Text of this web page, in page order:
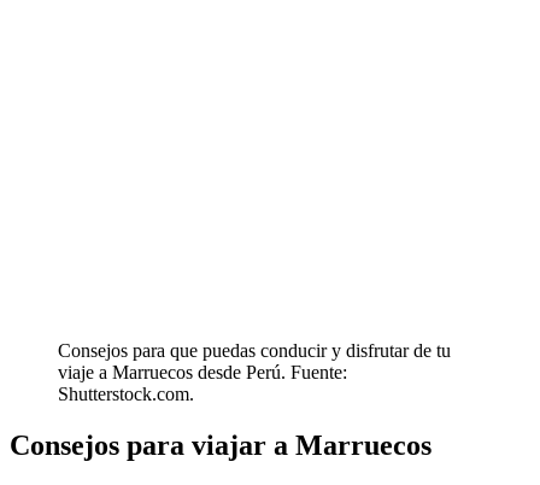
Consejos para que puedas conducir y disfrutar de tu
viaje a Marruecos desde Perú. Fuente:
Shutterstock.com.
Consejos para viajar a Marruecos